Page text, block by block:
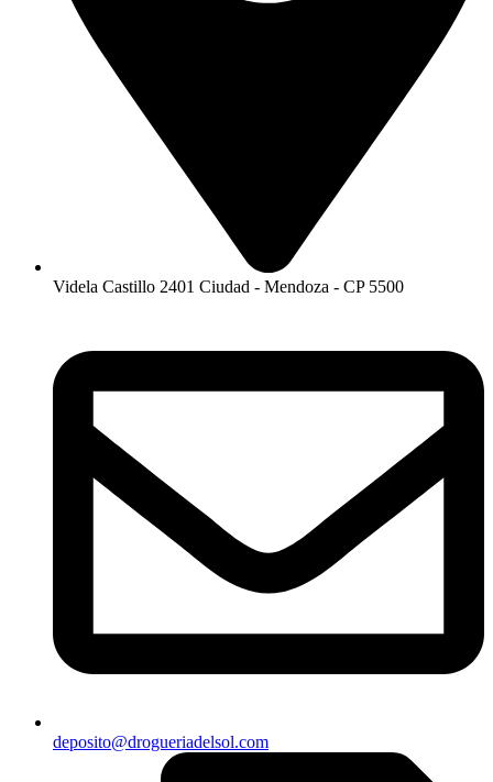
Videla Castillo 2401 Ciudad - Mendoza - CP 5500
deposito@drogueriadelsol.com